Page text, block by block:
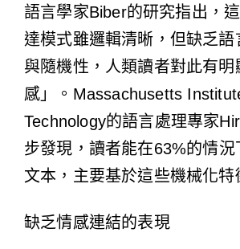
語言學家Biber的研究指出，
達模式雖邏輯清晰，但缺乏語
與隨機性，人類讀者對此有明
感」。Massachusetts
Technology的語言處理專家
步發現，讀者能在63%的情況
文本，主要基於這些機械化特
缺乏情感連結的表現